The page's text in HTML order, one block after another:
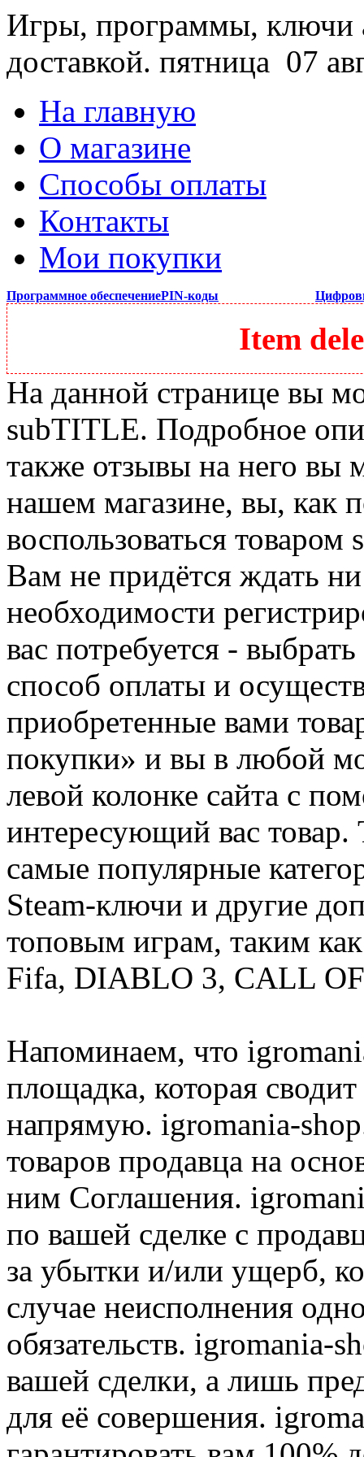
Игры, программы, ключи
доставкой. пятница 07
На главную
О магазине
Способы оплаты
Контакты
Мои покупки
Программное обеспечениеPIN-коды
Item
На данной странице вы
subTITLE. Подробное
также отзывы на него вы
нашем магазине, вы, как
воспользоваться
Вам не придётся ждать
необходимости
вас потребуется -
способ оплаты и
приобретенные вами
покупки» и вы в любой
левой колонке сайта с
интересующий вас
самые популярные
Steam-ключи и другие
топовым играм, таким
Fifa, DIABLO 3, CALL
Напоминаем, что
площадка, которая
напрямую. igromania-
товаров продавца на
ним Соглашения.
по вашей сделке с
за убытки и/или ущерб,
случае неисполнения
обязательств. igromania-
вашей сделки, а лишь
для её совершения.